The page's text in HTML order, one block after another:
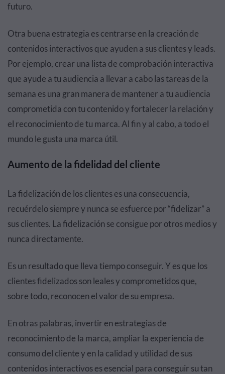
futuro.
Otra buena estrategia es centrarse en la creación de
contenidos interactivos que ayuden a sus clientes y leads.
Por ejemplo, crear una lista de comprobación interactiva
que ayude a tu audiencia a llevar a cabo las tareas de la
semana es una gran manera de mantener a tu audiencia
comprometida con tu contenido y fortalecer la relación y
el reconocimiento de tu marca. Al fin y al cabo, a todo el
mundo le gusta una marca útil.
Aumento de la fidelidad del cliente
La fidelización de los clientes es una consecuencia,
recuérdelo siempre y nunca se esfuerce por “fidelizar” a
sus clientes. La fidelización se consigue por otros medios y
nunca directamente.
Es un resultado que lleva tiempo conseguir. Y es que los
clientes fidelizados son leales y comprometidos que,
sobre todo, reconocen el valor de su empresa.
En otras palabras, invertir en estrategias de
reconocimiento de la marca, ampliar la experiencia de
consumo del cliente y en la calidad y utilidad de sus
contenidos interactivos es esencial para conseguir su tan